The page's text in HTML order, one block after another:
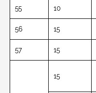
55 10
56 15
57 15
15